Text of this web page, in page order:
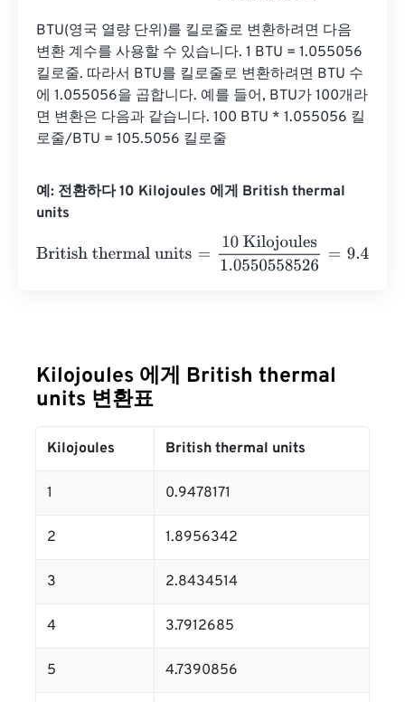
BTU(영국 열량 단위)를 킬로줄로 변환하려면 다음
변환 계수를 사용할 수 있습니다. 1 BTU = 1.055056
킬로줄. 따라서 BTU를 킬로줄로 변환하려면 BTU 수
에 1.055056을 곱합니다. 예를 들어, BTU가 100개라
면 변환은 다음과 같습니다. 100 BTU * 1.055056 킬
로줄/BTU = 105.5056 킬로줄
예: 전환하다 10 Kilojoules 에게 British thermal
units
British thermal units
= 10 Kilojoules1.0550558526 =
Kilojoules 에게 British thermal
units 변환표
Kilojoules British thermal units
1 0.9478171
2 1.8956342
3 2.8434514
4 3.7912685
5 4.7390856